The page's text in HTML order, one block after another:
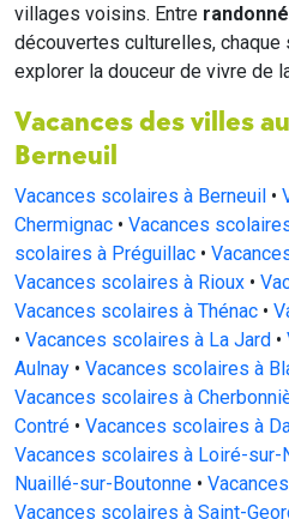
villages voisins. Entre
découvertes culturelles, chaque
explorer la douceur de vivre de
Vacances des villes
Berneuil
Vacances scolaires à Berneuil •
Chermignac • Vacances
scolaires à Préguillac •
Vacances scolaires à Rioux •
Vacances scolaires à Thénac •
• Vacances scolaires à La Jard •
Aulnay • Vacances scolaires à
Vacances scolaires à
Contré • Vacances scolaires à
Vacances scolaires à Loiré-sur-
Nuaillé-sur-Boutonne •
Vacances scolaires à Saint-